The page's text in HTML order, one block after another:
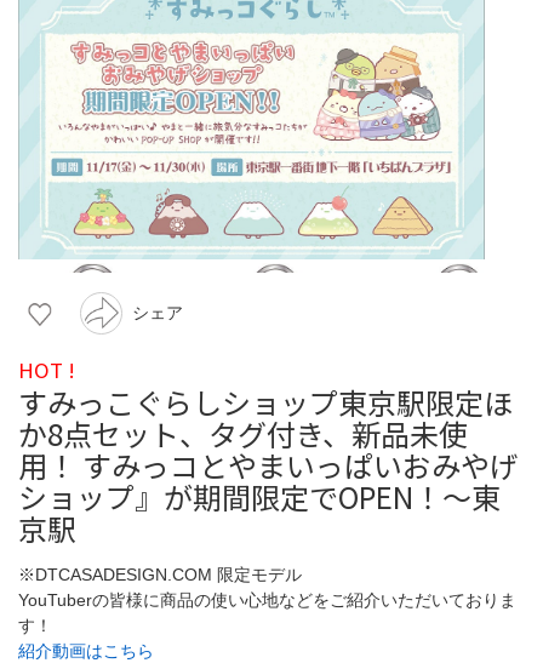
シェア
HOT !
すみっこぐらしショップ東京駅限定ほ
か8点セット、タグ付き、新品未使
用！ すみっコとやまいっぱいおみやげ
ショップ』が期間限定でOPEN！～東
京駅
※DTCASADESIGN.COM 限定モデル
YouTuberの皆様に商品の使い心地などをご紹介いただいておりま
す！
紹介動画はこちら